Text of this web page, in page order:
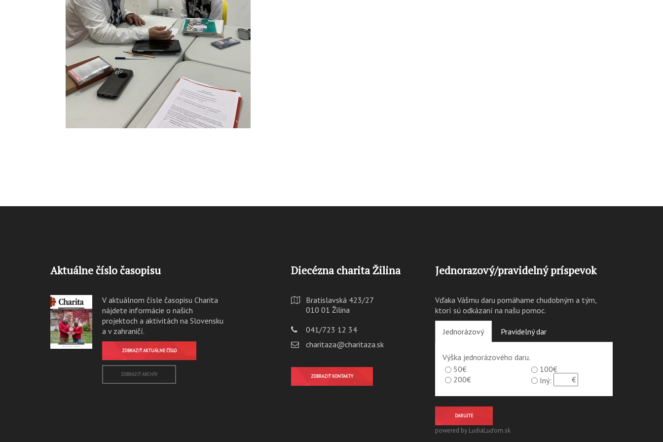
Aktuálne číslo časopisu
V aktuálnom čísle časopisu Charita
nájdete informácie o našich
projektoch a aktivitách na Slovensku
a v zahraničí.
ZOBRAZIŤ AKTUÁLNE ČÍSLO
ZOBRAZIŤ ARCHÍV
Diecézna charita Žilina
Bratislavská 423/27
010 01 Žilina
041/723 12 34
charitaza@charitaza.sk
ZOBRAZIŤ KONTAKTY
Jednorazový/pravidelný príspevok
Vďaka Vášmu daru pomáhame chudobným a tým,
ktorí sú odkázaní na našu pomoc.
Jednorázový Pravidelný dar
Výška jednorázového daru.
50€
100€
200€
Iný:
DARUJTE
powered by LudiaLuďom.sk